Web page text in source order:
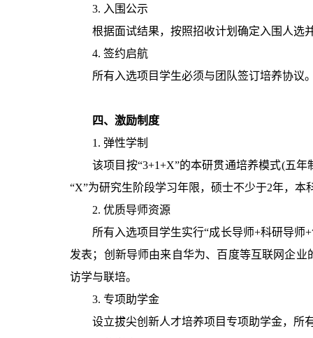
3. 入围公示
根据面试结果，按照招收计划确定入围人选
4. 签约启航
所有入选项目学生必须与团队签订培养协议
四、激励制度
1. 弹性学制
该项目按“3+1+X”的本研贯通培养模式(五
“X”为研究生阶段学习年限，硕士不少于2年，本
2. 优质导师资源
所有入选项目学生实行“成长导师+科研导
发表；创新导师由来自华为、百度等互联网企
访学与联培。
3. 专项助学金
设立拔尖创新人才培养项目专项助学金，所